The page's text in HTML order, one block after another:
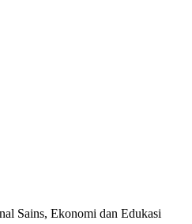
Sains, Ekonomi dan Edukasi